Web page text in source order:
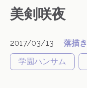
美剣咲夜
2017/03/13
落描き
学園ハンサム